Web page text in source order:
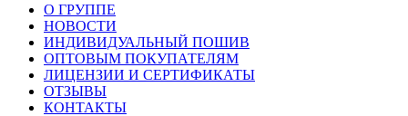
О ГРУППЕ
НОВОСТИ
ИНДИВИДУАЛЬНЫЙ ПОШИВ
ОПТОВЫМ ПОКУПАТЕЛЯМ
ЛИЦЕНЗИИ И СЕРТИФИКАТЫ
ОТЗЫВЫ
КОНТАКТЫ